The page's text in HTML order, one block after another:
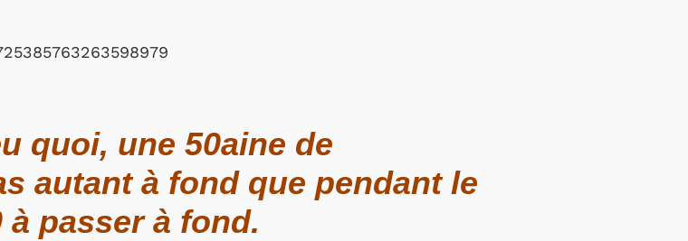
quoi, une 50aine de
autant à fond que pendant le
passer à fond.